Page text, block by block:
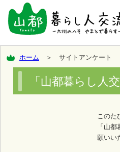
ホーム ＞ サイトアンケート
「山都暮らし人
このた
「山
願いい